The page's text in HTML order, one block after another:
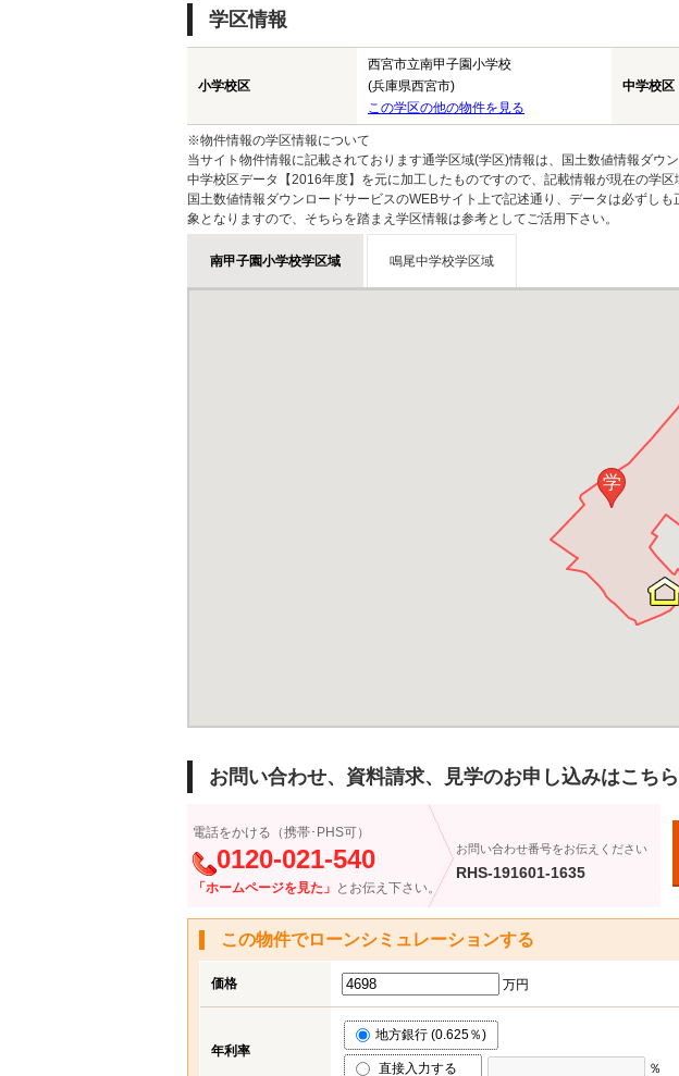
学区情報
小学校区
西宮市立南甲子園小学校
(兵庫県西宮市)
この学区の他の物件を見る
中学校区
※物件情報の学区情報について
当サイト物件情報に記載されております通学区域(学区)情報は、国土数値情報ダウ
中学校区データ【2016年度】を元に加工したものですので、記載情報が現在の学区
国土数値情報ダウンロードサービスのWEBサイト上で記述通り、データは必ずし
象となりますので、そちらを踏まえ学区情報は参考としてご活用下さい。
南甲子園小学校学区域 鳴尾中学校学区域
学
お問い合わせ、資料請求、見学のお申し込みはこち
電話をかける（携帯･PHS可）
0120-021-540
「ホームページを見た」 とお伝え下さい。
お問い合わせ番号をお伝えください
RHS-191601-1635
この物件でローンシミュレーションする
価格 万円
年利率
地方銀行 (0.625％)
直接入力する ％